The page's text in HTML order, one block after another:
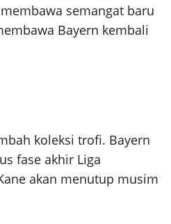
semangat baru
Bayern kembali
koleksi trofi. Bayern
fase akhir Liga
akan menutup musim